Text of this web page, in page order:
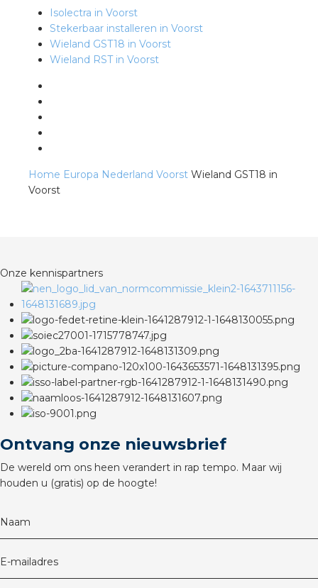
Isolectra in Voorst
Stekerbaar installeren in Voorst
Wieland GST18 in Voorst
Wieland RST in Voorst
Home Europa Nederland Voorst Wieland GST18 in
Voorst
Onze kennispartners
Ontvang onze nieuwsbrief
De wereld om ons heen verandert in rap tempo. Maar wij
houden u (gratis) op de hoogte!
Naam
E-mailadres
waarde
groothandels